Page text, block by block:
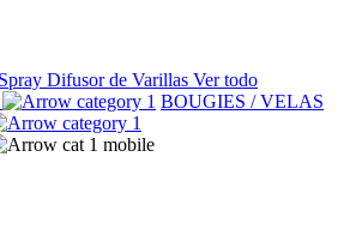
Difusor de Varillas Ver todo
BOUGIES / VELAS